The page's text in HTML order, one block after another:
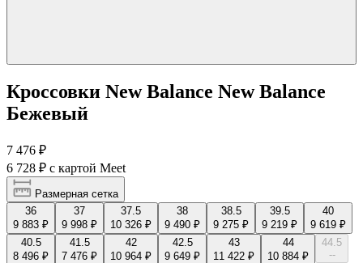
Кроссовки New Balance New Balance
Бежевый
7 476 ₽
6 728 ₽ с картой Meet
Размерная сетка
36
9 883 ₽
37
9 998 ₽
37.5
10 326 ₽
38
9 490 ₽
38.5
9 275 ₽
39.5
9 219 ₽
40
9 619 ₽
40.5
8 496 ₽
41.5
7 476 ₽
42
10 964 ₽
42.5
9 649 ₽
43
11 422 ₽
44
10 884 ₽
44.5
--